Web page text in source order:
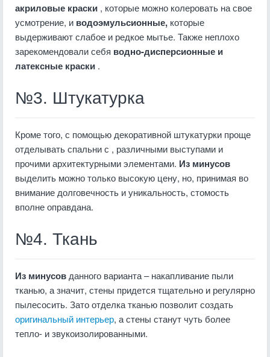
акриловые краски , которые можно колеровать на свое
усмотрение, и водоэмульсионные, которые
выдерживают слабое и редкое мытье. Также неплохо
зарекомендовали себя водно-дисперсионные и
латексные краски .
№3. Штукатурка
Кроме того, с помощью декоративной штукатурки проще
отделывать спальни с , различными выступами и
прочими архитектурными элементами. Из минусов
выделить можно только высокую цену, но, принимая во
внимание долговечность и уникальность, стомость
вполне оправдана.
№4. Ткань
Из минусов данного варианта – накапливание пыли
тканью, а значит, стены придется тщательно и регулярно
пылесосить. Зато отделка тканью позволит создать
оригинальный интерьер, а стены станут чуть более
тепло- и звукоизолированными.